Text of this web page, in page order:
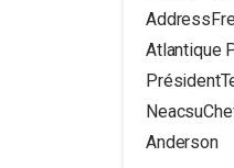
Atlantique
Anderson